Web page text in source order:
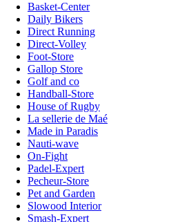
Basket-Center
Daily Bikers
Direct Running
Direct-Volley
Foot-Store
Gallop Store
Golf and co
Handball-Store
House of Rugby
La sellerie de Maé
Made in Paradis
Nauti-wave
On-Fight
Padel-Expert
Pecheur-Store
Pet and Garden
Slowood Interior
Smash-Expert